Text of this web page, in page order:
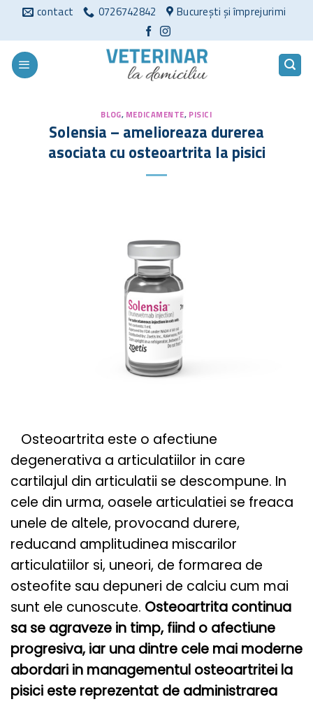
conținut
contact 0726742842 București și împrejurimi
BLOG, MEDICAMENTE, PISICI
Solensia – amelioreaza durerea
asociata cu osteoartrita la pisici
Osteoartrita este o afectiune
degenerativa a articulatiilor in care
cartilajul din articulatii se descompune. In
cele din urma, oasele articulatiei se freaca
unele de altele, provocand durere,
reducand amplitudinea miscarilor
articulatiilor si, uneori, de formarea de
osteofite sau depuneri de calciu cum mai
sunt ele cunoscute. Osteoartrita continua
sa se agraveze in timp, fiind o afectiune
progresiva, iar una dintre cele mai moderne
abordari in managementul osteoartritei la
pisici este reprezentat de administrarea